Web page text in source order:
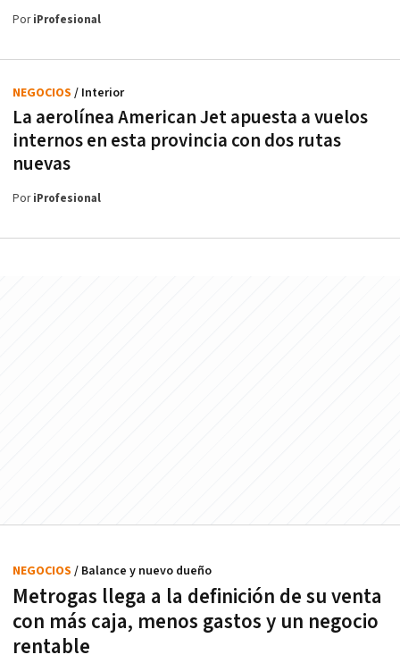
PoriProfesional
La aerolínea American Jet apuesta a vuelos
internos en esta provincia con dos rutas
nuevas
NEGOCIOS / Interior
PoriProfesional
Metrogas llega a la definición de su venta
con más caja, menos gastos y un negocio
rentable
NEGOCIOS / Balance y nuevo dueño